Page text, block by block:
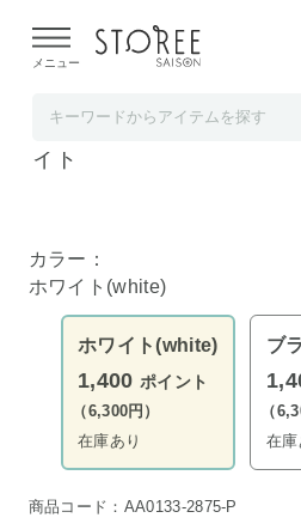
よる配送遅延が発生しております。
メニュー
tower 水切りワイヤーバ
イト
カラー：
ホワイト(white)
ホワイト(white)
1,400 ポイント
（6,300円）
在庫あり
ブ
（
在庫
商品コード：AA0133-2875-P